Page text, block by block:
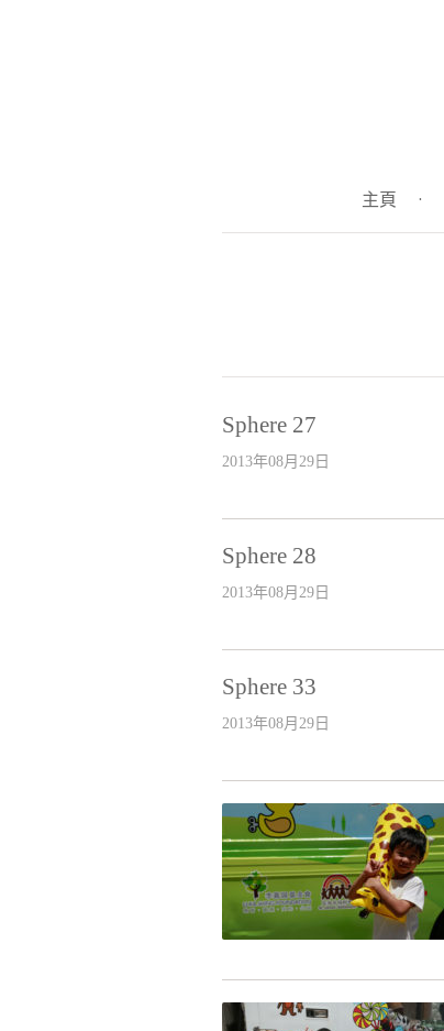
主頁 ·
Sphere 27
2013年08月29日
Sphere 28
2013年08月29日
Sphere 33
2013年08月29日